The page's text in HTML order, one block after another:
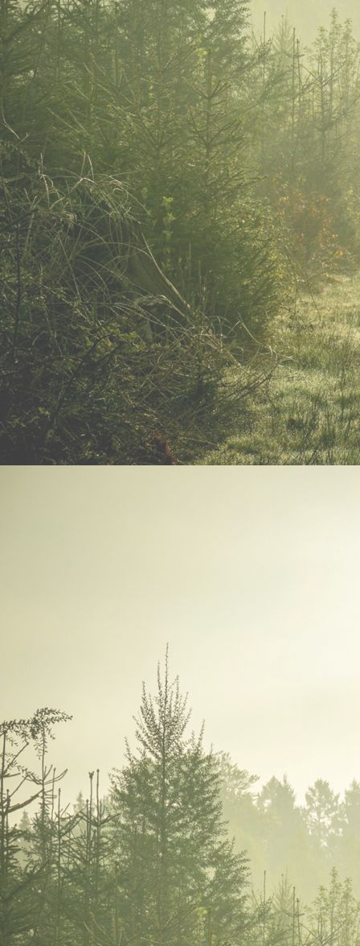
Hegeringschiessen2023_3_1
WhatsApp Image 2024-03-01 at 09.24.31 (2)